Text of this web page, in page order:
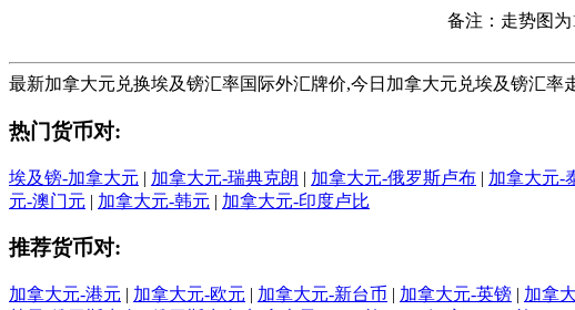
备注：走势图为
最新加拿大元兑换埃及镑汇率国际外汇牌价,今日加拿大元兑埃及镑汇率
热门货币对:
埃及镑-加拿大元 | 加拿大元-瑞典克朗 | 加拿大元-俄罗斯卢布 | 加拿大元-
元-澳门元 | 加拿大元-韩元 | 加拿大元-印度卢比
推荐货币对:
加拿大元-港元 | 加拿大元-欧元 | 加拿大元-新台币 | 加拿大元-英镑 | 加拿